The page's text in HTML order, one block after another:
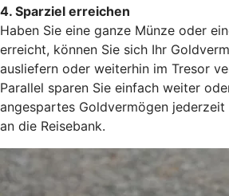
4. Sparziel erreichen
Haben Sie eine ganze Münze oder
erreicht, können Sie sich Ihr
ausliefern oder weiterhin im Tresor
Parallel sparen Sie einfach weiter
angespartes Goldvermögen jederzeit
an die Reisebank.